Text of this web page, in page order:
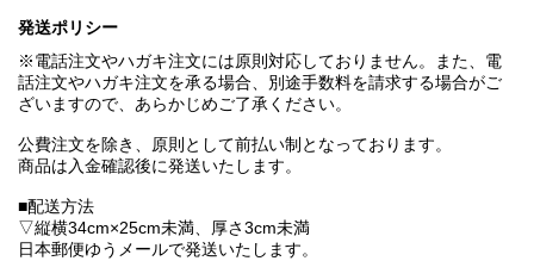
発送ポリシー
※電話注文やハガキ注文には原則対応しておりません。また、電
話注文やハガキ注文を承る場合、別途手数料を請求する場合がご
ざいますので、あらかじめご了承ください。
公費注文を除き、原則として前払い制となっております。
商品は入金確認後に発送いたします。
■配送方法
▽縦横34cm×25cm未満、厚さ3cm未満
日本郵便ゆうメールで発送いたします。